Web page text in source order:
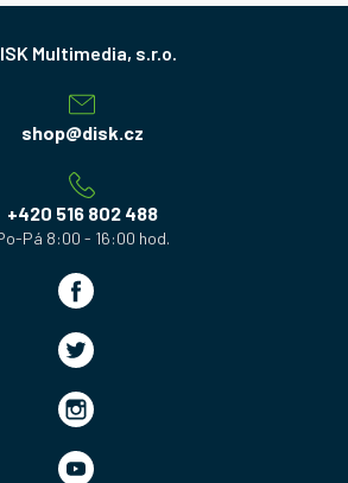
shop@disk.cz
+420 516 802 488